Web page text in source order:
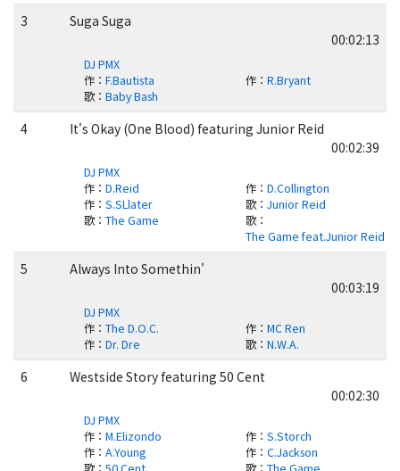
3
Suga Suga
00:02:13
DJ PMX
作： F.Bautista 作： R.Bryant
歌： Baby Bash
4
It's Okay (One Blood) featuring Junior Reid
00:02:39
DJ PMX
作： D.Reid 作： D.Collington
作： S.SLlater 歌： Junior Reid
歌： The Game 歌：
The Game feat.Junior Reid
5
Always Into Somethin'
00:03:19
DJ PMX
作： The D.O.C. 作： MC Ren
作： Dr. Dre 歌： N.W.A.
6
Westside Story featuring 50 Cent
00:02:30
DJ PMX
作： M.Elizondo 作： S.Storch
作： A.Young 作： C.Jackson